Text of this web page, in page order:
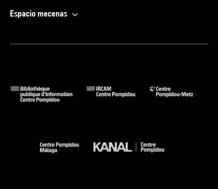
Espacio mecenas